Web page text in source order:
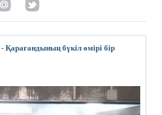
Қарағандының бүкіл өмірі бір